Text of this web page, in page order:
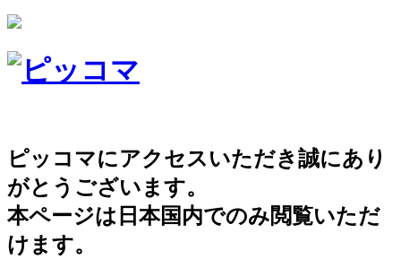
ピッコマにアクセスいただき誠にあり
がとうございます。
本ページは日本国内でのみ閲覧いただ
けます。